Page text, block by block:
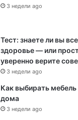
3 недели ago
Тест: знаете ли вы
здоровье — или
уверенно верите
3 недели ago
Как выбирать
дома
3 недели ago